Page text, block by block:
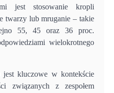
jest stosowanie kropli
twarzy lub mruganie – takie
55, 45 oraz 36 proc.
wielokrotnego
jest kluczowe w kontekście
związanych z zespołem